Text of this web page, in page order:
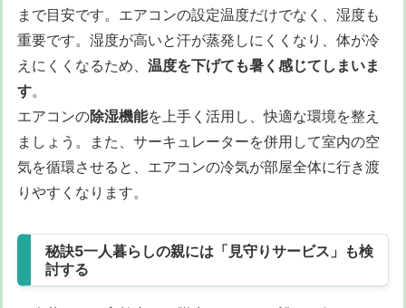
まで目安です。エアコンの設定温度だけでなく、湿度も
重要です。湿度が高いと汗が蒸発しにくくなり、体が冷
えにくくなるため、 温度を下げても暑く感じてしまいま
す。
エアコンの除湿機能を上手く活用し、快適な環境を整え
ましょう。また、サーキュレーターを併用して室内の空
気を循環させると、エアコンの冷気が部屋全体に行き渡
りやすくなります。
秘訣5一人暮らしの親には「見守りサービス」も検
討する